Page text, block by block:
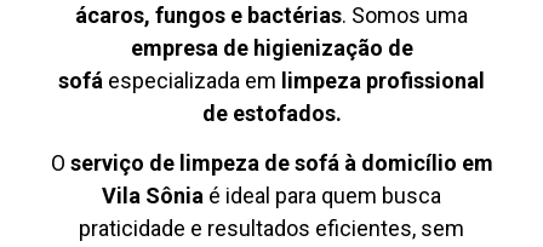
ácaros, fungos e bactérias. Somos uma
empresa de higienização de
sofá especializada em limpeza profissional
de estofados.
O serviço de limpeza de sofá à domicílio em
Vila Sônia é ideal para quem busca
praticidade e resultados eficientes, sem